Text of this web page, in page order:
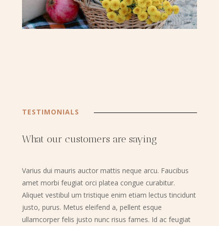
TESTIMONIALS
What our customers are saying
Varius dui mauris auctor mattis neque arcu. Faucibus
amet morbi feugiat orci platea congue curabitur.
Aliquet vestibul um tristique enim etiam lectus tincidunt
justo, purus. Metus eleifend a, pellent esque
ullamcorper felis justo nunc risus fames. Id ac feugiat